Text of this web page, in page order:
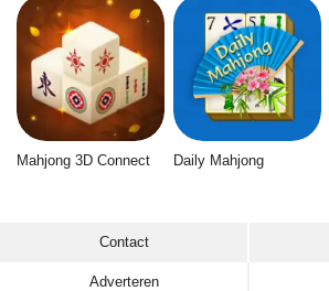
Mahjong 3D Connect Daily Mahjong
Contact
Adverteren